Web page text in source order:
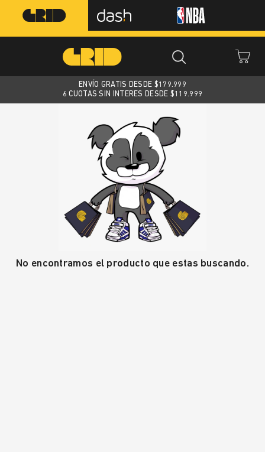
ENVÍO GRATIS DESDE $179.999
6 CUOTAS SIN INTERES DESDE $119.999
No encontramos el producto que estas buscando.